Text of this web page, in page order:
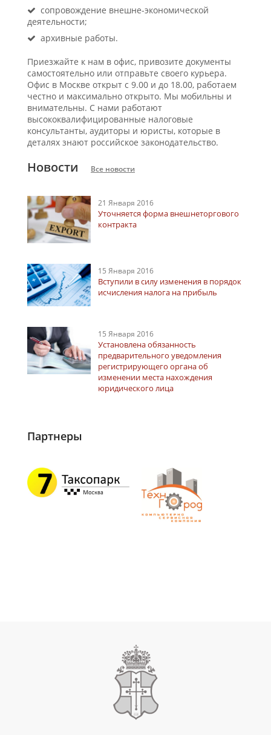
сопровождение внешне-экономической
деятельности;
архивные работы.
Приезжайте к нам в офис, привозите документы
самостоятельно или отправьте своего курьера.
Офис в Москве открыт с 9.00 и до 18.00, работаем
честно и максимально открыто. Мы мобильны и
внимательны. С нами работают
высококвалифицированные налоговые
консультанты, аудиторы и юристы, которые в
деталях знают российское законодательство.
Новости Все новости
21 Января 2016
Уточняется форма внешнеторгового
контракта
15 Января 2016
Вступили в силу изменения в порядок
исчисления налога на прибыль
15 Января 2016
Установлена обязанность
предварительного уведомления
регистрирующего органа об
изменении места нахождения
юридического лица
Партнеры